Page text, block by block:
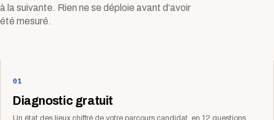
à la suivante. Rien ne se déploie avant d’avoir
été mesuré.
01
Diagnostic gratuit
Un état des lieux chiffré de votre parcours candidat, en 12 questions.